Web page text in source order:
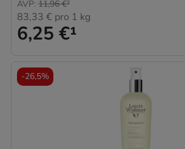
6,25 €¹
AVP: 11,96 €²
83,33 € pro 1 kg
-26,5%